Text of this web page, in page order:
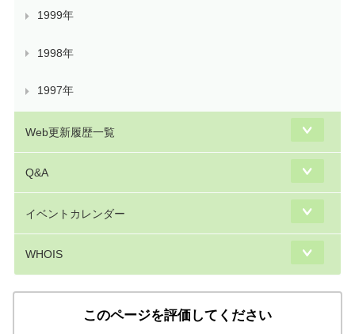
1999年
1998年
1997年
Web更新履歴一覧
Q&A
イベントカレンダー
WHOIS
このページを評価してください